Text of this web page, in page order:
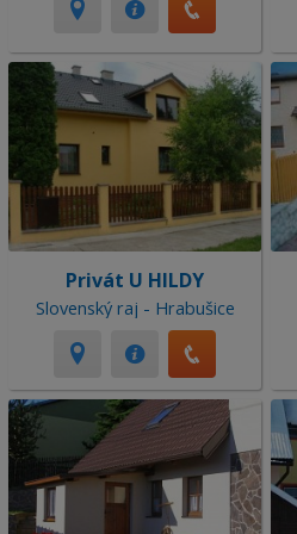
Privát U HILDY
Slovenský raj - Hrabušice